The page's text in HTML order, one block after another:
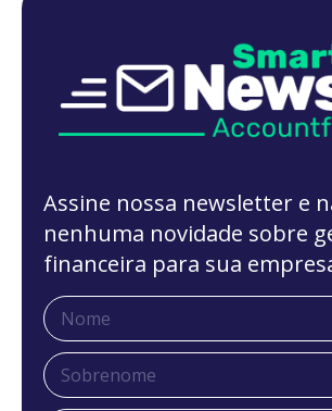
Assine nossa newsletter e
nenhuma novidade sobre
financeira para sua